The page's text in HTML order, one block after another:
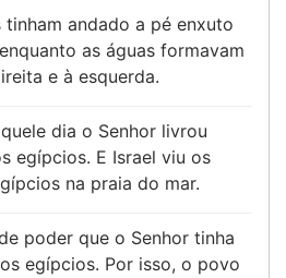
tinham andado a pé enxuto
as águas formavam
e à esquerda.
dia o Senhor livrou
egípcios. E Israel viu os
na praia do mar.
poder que o Senhor tinha
egípcios. Por isso, o povo